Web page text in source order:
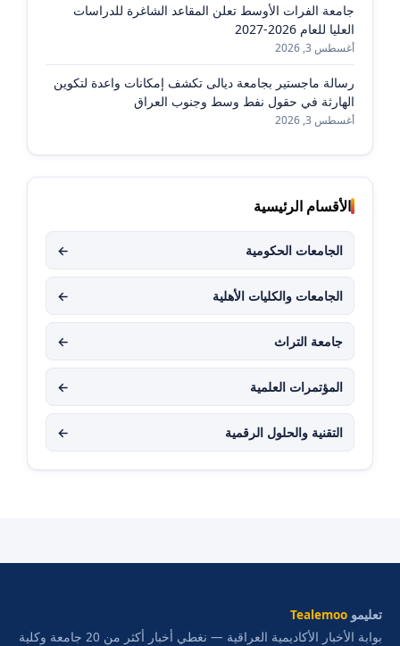
جامعة الفرات الأوسط تعلن المقاعد الشاغرة للدراسات
العليا للعام 2026-2027
أغسطس 3, 2026
رسالة ماجستير بجامعة ديالى تكشف إمكانات واعدة لتكوين
الهارثة في حقول نفط وسط وجنوب العراق
أغسطس 3, 2026
الأقسام الرئيسية
الجامعات الحكومية ←
الجامعات والكليات الأهلية ←
جامعة التراث ←
المؤتمرات العلمية ←
التقنية والحلول الرقمية ←
تعليمو Tealemoo
بوابة الأخبار الأكاديمية العراقية — نغطي أخبار أكثر من 20 جامعة وكلية